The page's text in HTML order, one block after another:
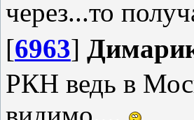
через...то
[6963]
РКН ведь в